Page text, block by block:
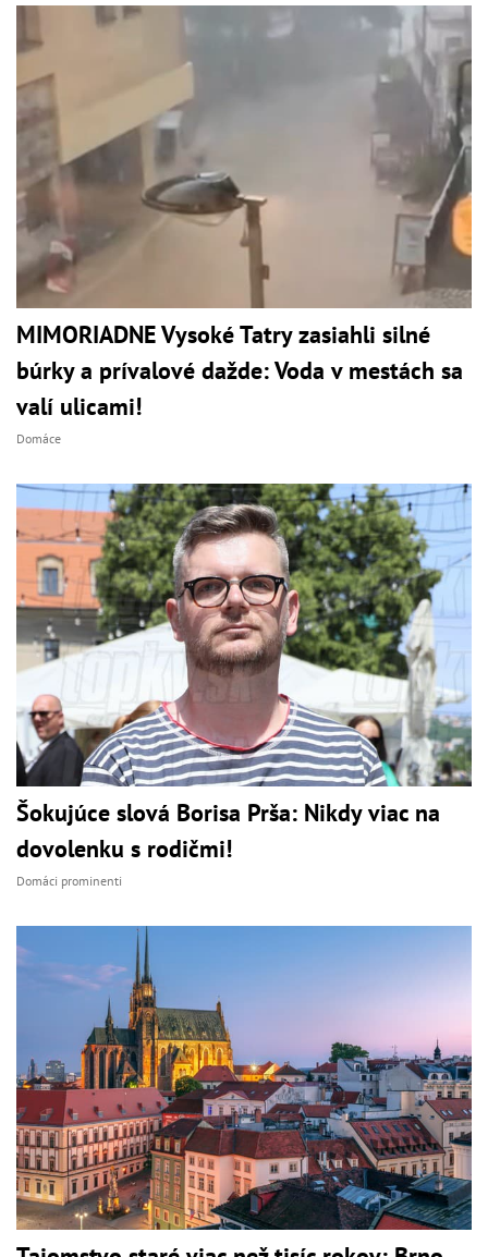
MIMORIADNE Vysoké Tatry zasiahli silné
búrky a prívalové dažde: Voda v mestách sa
valí ulicami!
Domáce
Šokujúce slová Borisa Prša: Nikdy viac na
dovolenku s rodičmi!
Domáci prominenti